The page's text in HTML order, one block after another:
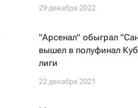
29 декабря 2022
"Арсенал" обыграл
вышел в полуфинал
лиги
22 декабря 2021